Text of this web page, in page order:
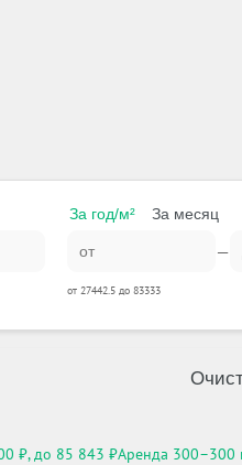
За год/м² За месяц
—
от 27442.5 до 83333
₽, до 85 843 ₽Аренда 300–300